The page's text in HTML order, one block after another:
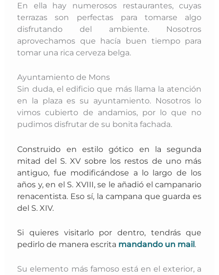
En ella hay numerosos restaurantes, cuyas
terrazas son perfectas para tomarse algo
disfrutando del ambiente. Nosotros
aprovechamos que hacía buen tiempo para
tomar una rica cerveza belga.
Ayuntamiento de Mons
Sin duda, el edificio que más llama la atención
en la plaza es su ayuntamiento. Nosotros lo
vimos cubierto de andamios, por lo que no
pudimos disfrutar de su bonita fachada.
Construido en estilo gótico en la segunda
mitad del S. XV sobre los restos de uno más
antiguo, fue modificándose a lo largo de los
años y, en el S. XVIII, se le añadió el campanario
renacentista. Eso sí, la campana que guarda es
del S. XIV.
Si quieres visitarlo por dentro, tendrás que
pedirlo de manera escrita mandando un mail.
Su elemento más famoso está en el exterior, a